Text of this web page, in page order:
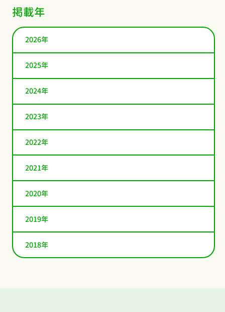
掲載年
2026年
2025年
2024年
2023年
2022年
2021年
2020年
2019年
2018年